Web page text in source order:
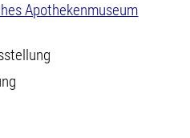
Apothekenmuseum